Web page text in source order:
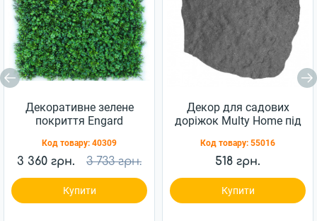
Декоративне зелене
покриття Engard
GCK-09
Код товару: 40309
3 360 грн. 3 733 грн.
Купити
Декор для садових
доріжок Multy Home під
(EU5000076)
Код товару: 55016
518 грн.
Купити